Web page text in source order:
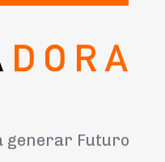
generar Futuro